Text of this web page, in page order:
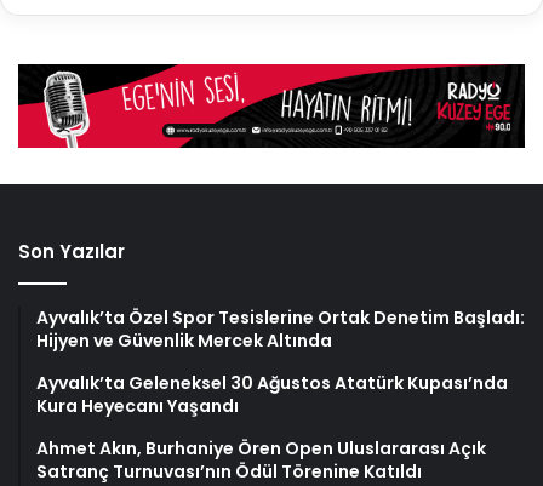
Son Yazılar
Ayvalık’ta Özel Spor Tesislerine Ortak Denetim Başladı:
Hijyen ve Güvenlik Mercek Altında
Ayvalık’ta Geleneksel 30 Ağustos Atatürk Kupası’nda
Kura Heyecanı Yaşandı
Ahmet Akın, Burhaniye Ören Open Uluslararası Açık
Satranç Turnuvası’nın Ödül Törenine Katıldı